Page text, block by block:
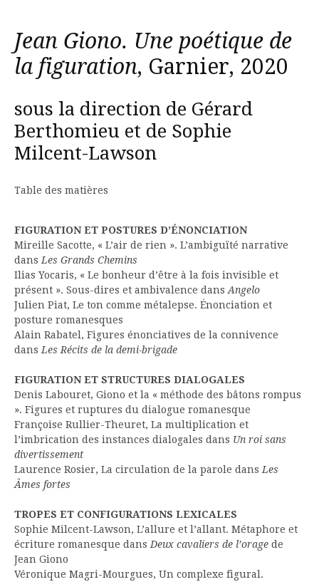
Jean Giono. Une poétique de
la figuration, Garnier, 2020
sous la direction de Gérard
Berthomieu et de Sophie
Milcent-Lawson
Table des matières
FIGURATION ET POSTURES D’ÉNONCIATION
Mireille Sacotte, « L’air de rien ». L’ambiguïté narrative
dans Les Grands Chemins
Ilias Yocaris, « Le bonheur d’être à la fois invisible et
présent ». Sous-dires et ambivalence dans Angelo
Julien Piat, Le ton comme métalepse. Énonciation et
posture romanesques
Alain Rabatel, Figures énonciatives de la connivence
dans Les Récits de la demi-brigade
FIGURATION ET STRUCTURES DIALOGALES
Denis Labouret, Giono et la « méthode des bâtons rompus
». Figures et ruptures du dialogue romanesque
Françoise Rullier-Theuret, La multiplication et
l’imbrication des instances dialogales dans Un roi sans
divertissement
Laurence Rosier, La circulation de la parole dans Les
Âmes fortes
TROPES ET CONFIGURATIONS LEXICALES
Sophie Milcent-Lawson, L’allure et l’allant. Métaphore et
écriture romanesque dans Deux cavaliers de l’orage de
Jean Giono
Véronique Magri-Mourgues, Un complexe figural.